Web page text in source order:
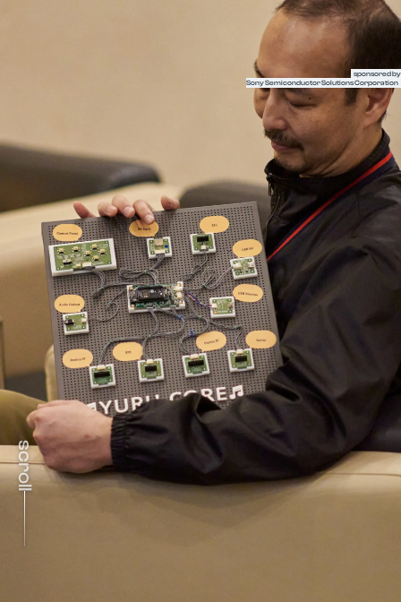
半導体の未来を語るメディア LightsWill
sponsored by
Sony Semiconductor Solutions Corporation
scroll